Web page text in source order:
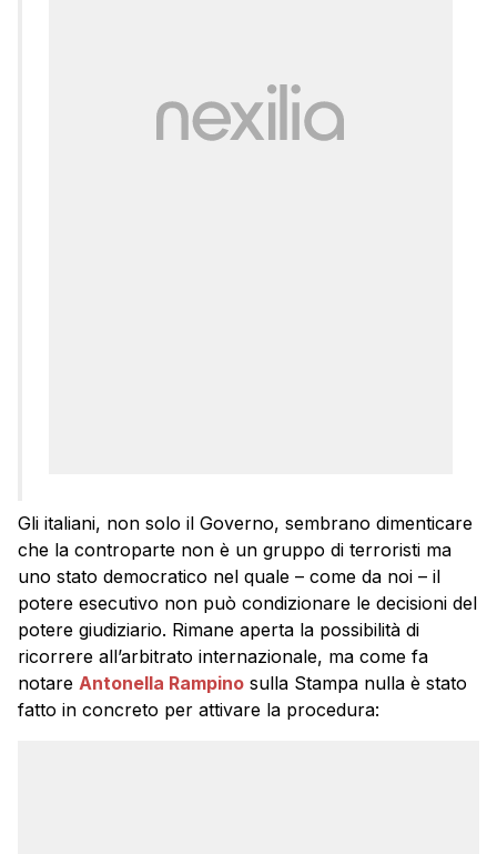
Gli italiani, non solo il Governo, sembrano dimenticare
che la controparte non è un gruppo di terroristi ma
uno stato democratico nel quale – come da noi – il
potere esecutivo non può condizionare le decisioni del
potere giudiziario. Rimane aperta la possibilità di
ricorrere all’arbitrato internazionale, ma come fa
notare Antonella Rampino sulla Stampa nulla è stato
fatto in concreto per attivare la procedura: